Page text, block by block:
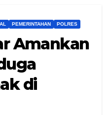
PEMERINTAHAN POLRES
Amankan
di